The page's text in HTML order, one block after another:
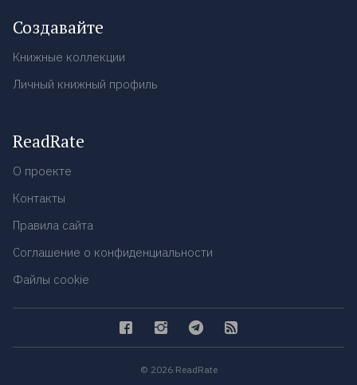
Создавайте
Книжные коллекции
Личный книжный профиль
ReadRate
О проекте
Контакты
Правила сайта
Соглашение о конфиденциальности
Файлы cookie
© 2026 ReadRate